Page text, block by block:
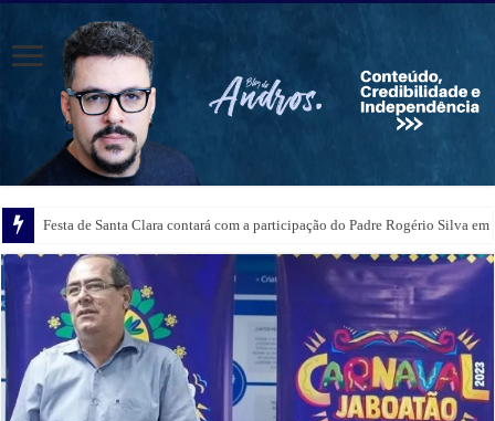
Festa de Santa Clara contará com a participação do Padre Rogério Silva